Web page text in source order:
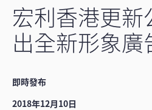
宏利香港更新
出全新形象廣
即時發布
2018年12月10日